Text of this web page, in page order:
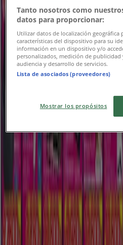
8/17 日まで有効神戸市
新規
セキチュー
8/16 日まで有効神戸市
私たちのお客様のた
Tanto nosotros como
datos para proporcionar:
Utilizar datos de localización geográfica
características del dispositivo para su
información en un dispositivo y/o
personalizados, medición de
audiencia y desarrollo de servicios.
Lista de asociados (proveedores)
Mostrar los propósitos